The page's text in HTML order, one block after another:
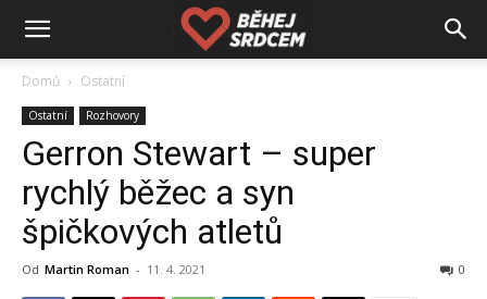
Domů Ostatní
Ostatní Rozhovory
Gerron Stewart – super
rychlý běžec a syn
špičkových atletů
Od Martin Roman - 11. 4. 2021 0